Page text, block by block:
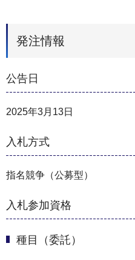
発注情報
公告日
2025年3月13日
入札方式
指名競争（公募型）
入札参加資格
種目（委託）